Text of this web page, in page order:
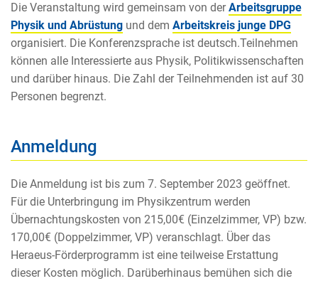
Die Veranstaltung wird gemeinsam von derArbeitsgruppe
Physik und Abrüstung und dem Arbeitskreis junge DPG
organisiert. Die Konferenzsprache ist deutsch.Teilnehmen
können alle Interessierte aus Physik, Politikwissenschaften
und darüber hinaus. Die Zahl der Teilnehmenden ist auf 30
Personen begrenzt.
Anmeldung
Die Anmeldung ist bis zum 7. September 2023 geöffnet.
Für die Unterbringung im Physikzentrum werden
Übernachtungskosten von 215,00€ (Einzelzimmer, VP) bzw.
170,00€ (Doppelzimmer, VP) veranschlagt. Über das
Heraeus-Förderprogramm ist eine teilweise Erstattung
dieser Kosten möglich. Darüberhinaus bemühen sich die